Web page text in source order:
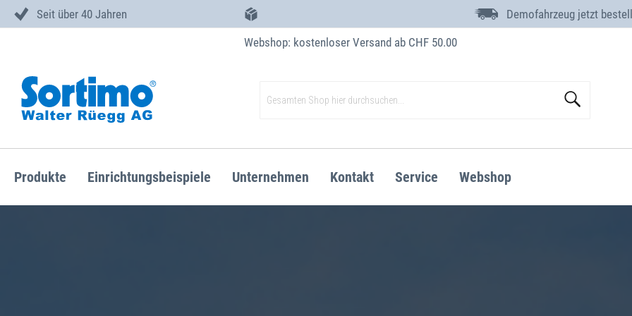
Seit über 40 Jahren
Webshop: kostenloser Versand ab CHF 50.00
Demofahrzeug jetzt
Inhalt
Produkte Einrichtungsbeispiele Unternehmen Kontakt Service Webshop